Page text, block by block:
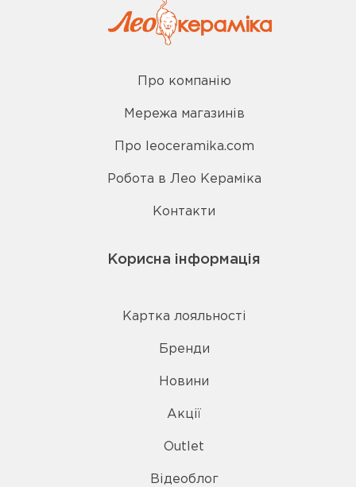
Про компанію
Мережа магазинів
Про leoceramika.com
Робота в Лео Кераміка
Контакти
Корисна інформація
Картка лояльності
Бренди
Новини
Акції
Outlet
Відеоблог